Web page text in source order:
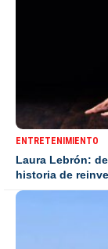
ENTRETENIMIENTO
Laura Lebrón:
historia de